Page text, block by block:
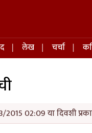
लेख चर्चा
2015 02:09 या दिवशी